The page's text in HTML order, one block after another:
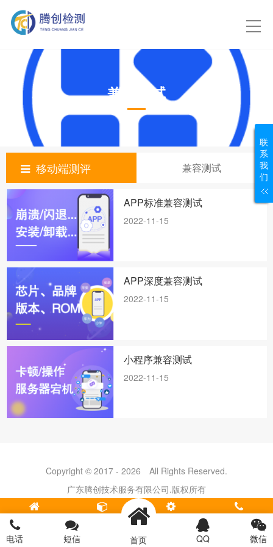
兼容测试
移动端测评 兼容测试
APP标准兼容测试
2022-11-15
APP深度兼容测试
2022-11-15
小程序兼容测试
2022-11-15
Copyright © 2017 - 2026 All Rights Reserved.
广东腾创技术服务有限公司.版权所有
地址：广州市海珠区新业路55号之21-A01-1
粤ICP备19081050号
联
系
我
们
电话 短信 首页 QQ 微信
13672434554